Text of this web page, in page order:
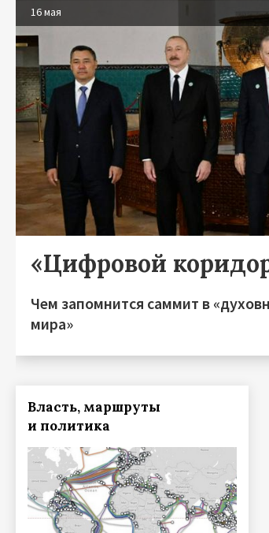
16 мая
«Цифровой
Чем запомнится саммит в
мира»
Власть, маршруты
и политика